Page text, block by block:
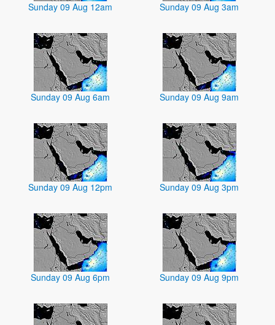
Sunday 09 Aug 12am Sunday 09 Aug 3am
Sunday 09 Aug 6am Sunday 09 Aug 9am
Sunday 09 Aug 12pm Sunday 09 Aug 3pm
Sunday 09 Aug 6pm Sunday 09 Aug 9pm